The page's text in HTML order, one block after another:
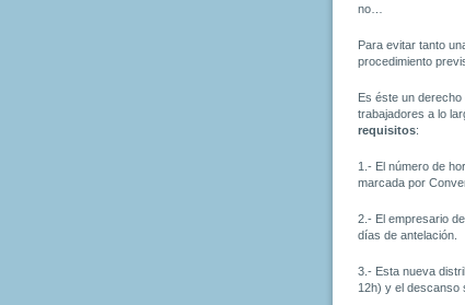
no…
Para evitar tanto
procedimiento
Es éste un
trabajadores a lo
requisitos:
1.- El número de
marcada por
2.- El empresario
días de antelación.
3.- Esta nueva
12h) y el descanso